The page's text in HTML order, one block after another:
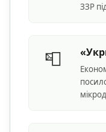
ЗЗР
📮